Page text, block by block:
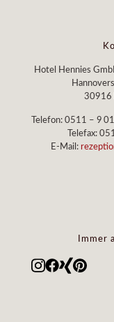
Hotel Hennies
30916
Telefon: 0511 – 9
Telefax:
E-Mail:
Immer